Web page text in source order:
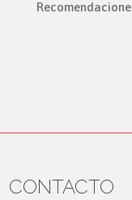
CONTACTO